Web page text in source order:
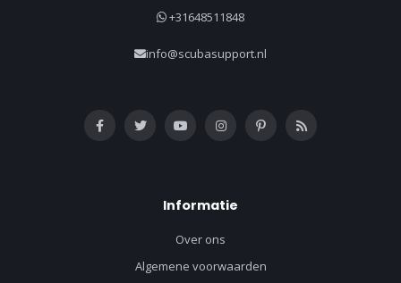
+31648511848
info@scubasupport.nl
Informatie
Over ons
Algemene voorwaarden